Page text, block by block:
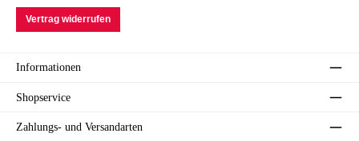
Vertrag widerrufen
Informationen
Shopservice
Zahlungs- und Versandarten